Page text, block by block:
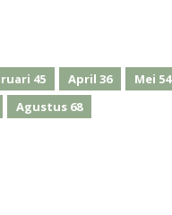
45 April 36 Mei 54
Agustus 68